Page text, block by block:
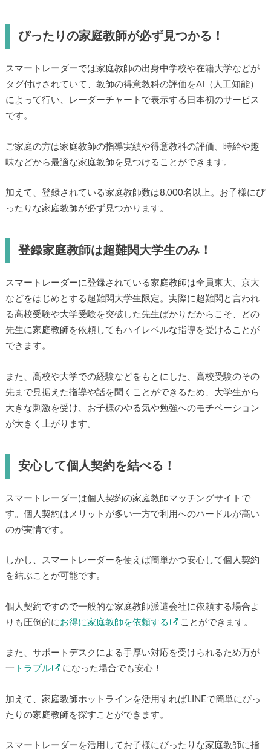
ぴったりの家庭教師が必ず見つかる！
スマートレーダーでは家庭教師の出身中学校や在籍大学などが
タグ付けされていて、教師の得意教科の評価をAI（人工知能）
によって行い、レーダーチャートで表示する日本初のサービス
です。
ご家庭の方は家庭教師の指導実績や得意教科の評価、時給や趣
味などから最適な家庭教師を見つけることができます。
加えて、登録されている家庭教師数は8,000名以上。お子様にぴ
ったりな家庭教師が必ず見つかります。
登録家庭教師は超難関大学生のみ！
スマートレーダーに登録されている家庭教師は全員東大、京大
などをはじめとする超難関大学生限定。実際に超難関と言われ
る高校受験や大学受験を突破した先生ばかりだからこそ、どの
先生に家庭教師を依頼してもハイレベルな指導を受けることが
できます。
また、高校や大学での経験などをもとにした、高校受験のその
先まで見据えた指導や話を聞くことができるため、大学生から
大きな刺激を受け、お子様のやる気や勉強へのモチベーション
が大きく上がります。
安心して個人契約を結べる！
スマートレーダーは個人契約の家庭教師マッチングサイトで
す。個人契約はメリットが多い一方で利用へのハードルが高い
のが実情です。
しかし、スマートレーダーを使えば簡単かつ安心して個人契約
を結ぶことが可能です。
個人契約ですので一般的な家庭教師派遣会社に依頼する場合よ
りも圧倒的に お得に家庭教師を依頼する ことができます。
また、サポートデスクによる手厚い対応を受けられるため万が
一 トラブル になった場合でも安心！
加えて、家庭教師ホットラインを活用すればLINEで簡単にぴっ
たりの家庭教師を探すことができます。
スマートレーダーを活用してお子様にぴったりな家庭教師に指